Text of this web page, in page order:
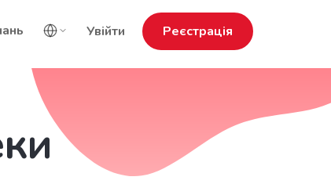
Увійти Реєстрація